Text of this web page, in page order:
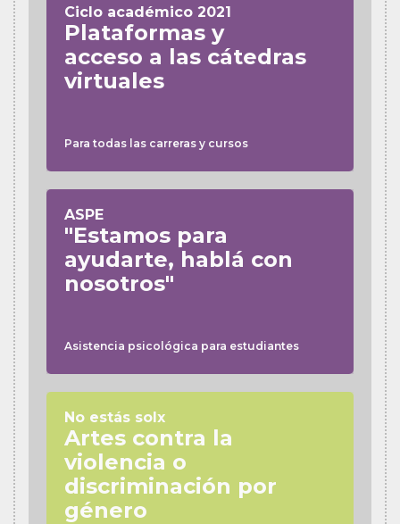
Ciclo académico 2021
Plataformas y
acceso a las cátedras
virtuales
Para todas las carreras y cursos
ASPE
"Estamos para
ayudarte, hablá con
nosotros"
Asistencia psicológica para estudiantes
No estás solx
Artes contra la
violencia o
discriminación por
género